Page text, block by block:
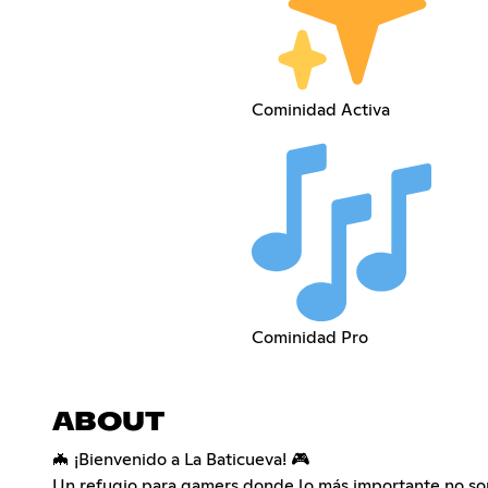
Cominidad Activa
Cominidad Pro
ABOUT
🦇 ¡Bienvenido a La Baticueva! 🎮